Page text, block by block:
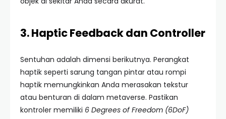
3. Haptic Feedback dan Controller
Sentuhan adalah dimensi berikutnya. Perangkat
haptik seperti sarung tangan pintar atau rompi
haptik memungkinkan Anda merasakan tekstur
atau benturan di dalam metaverse. Pastikan
kontroler memiliki 6 Degrees of Freedom (6DoF)